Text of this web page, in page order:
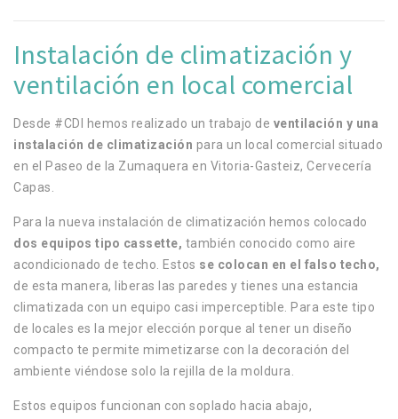
Instalación de climatización y
ventilación en local comercial
Desde #CDI hemos realizado un trabajo de ventilación y una
instalación de climatización para un local comercial situado
en el Paseo de la Zumaquera en Vitoria-Gasteiz, Cervecería
Capas.
Para la nueva instalación de climatización hemos colocado
dos equipos tipo cassette, también conocido como aire
acondicionado de techo. Estos se colocan en el falso techo,
de esta manera, liberas las paredes y tienes una estancia
climatizada con un equipo casi imperceptible. Para este tipo
de locales es la mejor elección porque al tener un diseño
compacto te permite mimetizarse con la decoración del
ambiente viéndose solo la rejilla de la moldura.
Estos equipos funcionan con soplado hacia abajo,